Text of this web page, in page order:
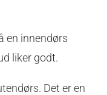
en innendørs
liker godt.
Det er en